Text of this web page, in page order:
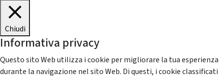
Chiudi
Informativa privacy
Questo sito Web utilizza i cookie per migliorare la tua esperienza
durante la navigazione nel sito Web. Di questi, i cookie classificati